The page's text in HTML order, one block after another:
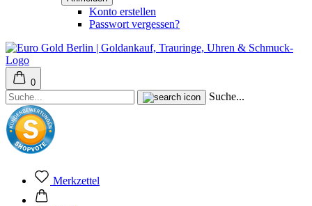
Konto erstellen
Passwort vergessen?
0
Suche...
Merkzettel